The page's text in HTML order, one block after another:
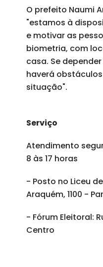
O prefeito Naumi
"estamos à
e motivar as
biometria, com
casa. Se
haverá
situação".
Serviço
Atendimento
8 às 17 horas
- Posto no Liceu
Araquém, 1100 -
- Fórum Eleitoral:
Centro